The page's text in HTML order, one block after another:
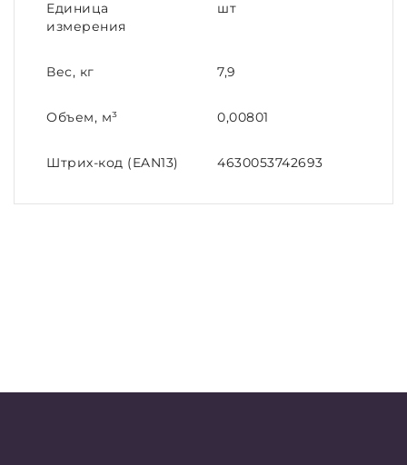
Единица
измерения
шт
Вес, кг 7,9
Объем, м³ 0,00801
Штрих-код (EAN13) 4630053742693